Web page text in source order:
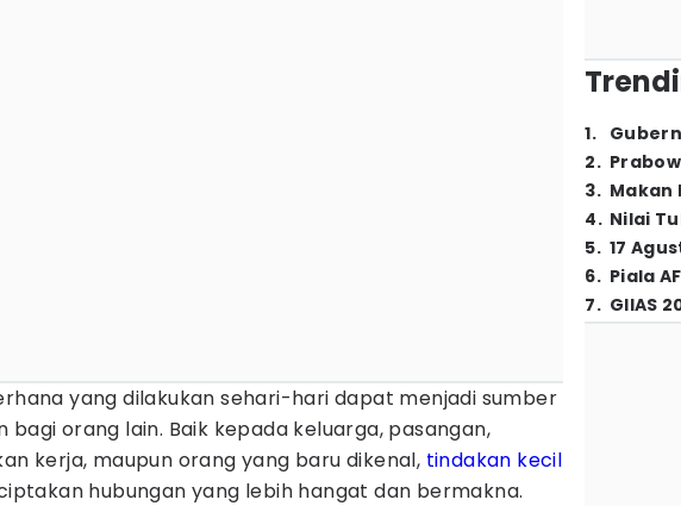
yang dilakukan sehari-hari dapat menjadi sumber
bagi orang lain. Baik kepada keluarga, pasangan,
kerja, maupun orang yang baru dikenal, tindakan kecil
hubungan yang lebih hangat dan bermakna.
1.
2.
3. Makan
4. Nilai
5. 17
6. Piala
7. GIIAS